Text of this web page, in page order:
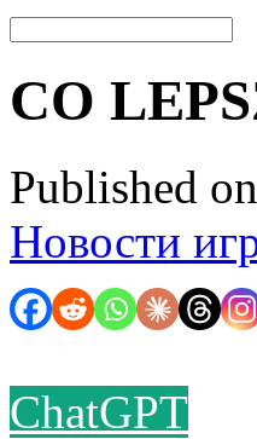
CO
Published
Новости
ChatGPT